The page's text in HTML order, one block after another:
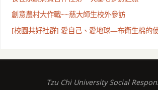
創意農村大作戰~~慈大師生校外參訪
[校園共好社群] 愛自己、愛地球—布衛生棉的
Tzu Chi University Social